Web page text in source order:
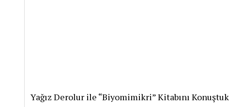
Yağız Derolur ile “Biyomimikri” Kitabını Konuştuk